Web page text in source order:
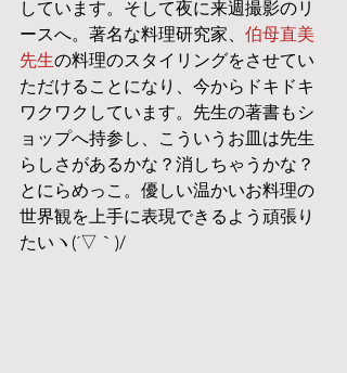
しています。そして夜に来週撮影のリ
ースへ。著名な料理研究家、 伯母直美
先生の料理のスタイリングをさせてい
ただけることになり、今からドキドキ
ワクワクしています。先生の著書もシ
ョップへ持参し、こういうお皿は先生
らしさがあるかな？消しちゃうかな？
とにらめっこ。優しい温かいお料理の
世界観を上手に表現できるよう頑張り
たいヽ(´▽｀)/